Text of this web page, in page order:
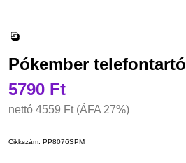
Pókember telefontartó
5790 Ft
nettó 4559 Ft (ÁFA 27%)
Cikkszám: PP8076SPM